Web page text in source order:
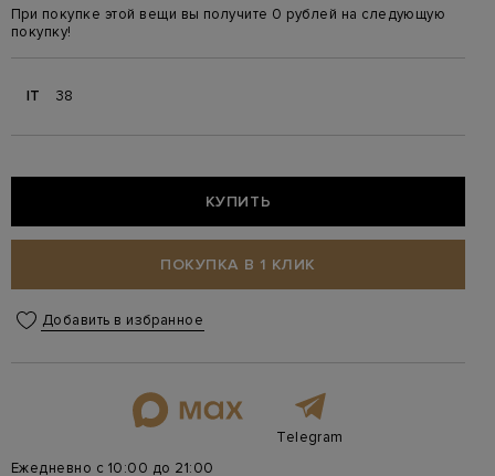
При покупке этой вещи вы получите 0 рублей на следующую
покупку!
IT 38
КУПИТЬ
ПОКУПКА В 1 КЛИК
Добавить в избранное
Telegram
Ежедневно с 10:00 до 21:00